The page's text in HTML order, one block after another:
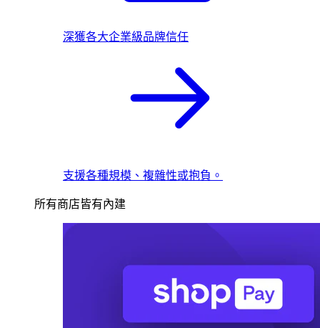
深獲各大企業級品牌信任
支援各種規模、複雜性或抱負。
所有商店皆有內建